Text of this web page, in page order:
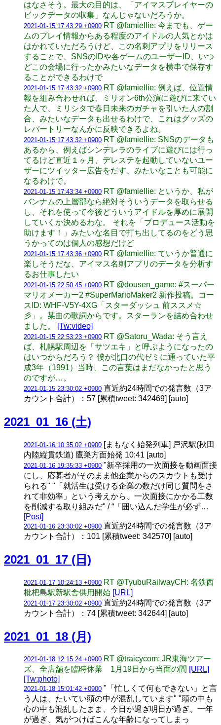
はなさそう。最大の目的は、「アイマスプレイヤーの
ビックデータの収集」なんじゃないだろうか。
2021-01-15 17:43:29 +0900 RT @famiellie: 今までも、ゲー
ムのプレイ情報からある程度のアイドルの人気とかは
はかれていただろうけど、この名刺アプリをリリース
することで、SNSのIDや各ゲームのユーザーID、いつ
どこの会場に行ったかみたいなデータを横串で保存す
ることができるわけで
2021-01-15 17:43:32 +0900 RT @famiellie: 例えば、位置情
報を組み合わせれば、ミリオン6th公演に遊びに来てい
た人で、ミリシタで春日未来のガチャを引いた人の割
合、みたいなデータも出せるわけで、これはグッズの
レパートリーなんかに反映できるよね。
2021-01-15 17:43:32 +0900 RT @famiellie: SNSのデータも
あるから、例えばシンデレラのライブに遊びには行っ
てるけど直近１ヶ月、デレステを起動していないユー
ザーにツイッター広告をだす、みたいなことも可能に
なるわけで。
2021-01-15 17:43:34 +0900 RT @famiellie: というか、私が
バンナムの上層部なら絶対そういうデータを取らせる
し、それを使って今後どういうアイドルを厚めに展開
していくか決めるわな。 それを「プロデュース活動を
助けます！」みたいな名目で打ち出してるのをどう思
うかってのは個人の感想だけど
2021-01-15 17:43:36 +0900 RT @famiellie: ていうか普通に
楽しそうだな、アイマス名刺アプリのデータを分析す
るお仕事したい
2021-01-15 22:50:45 +0900 RT @dousen_game: #スーパー
マリオメーカー2 #SuperMarioMaker2 新作投稿。コー
スID: WHF-V5Y-4XG「スターダッシュ 前ススメ☆
彡」。某曲の歌詞からです。スターランを詰め合わせ
ました。
[Tw:video]
2021-01-15 22:53:23 +0900 RT @Satoru_Wada: そう言え
ば、札幌駅周辺を「サツエキ」と呼ぶようになったの
はいつからだろう？ 僕が北口の代ゼミに通っていた平
成3年（1991）当時、この言葉はまだなかったと思う
のですが…。
2021-01-15 23:30:02 +0900 直近約24時間での発言数（3ア
カウント合計）：57 [累積tweet: 342469] [auto]
2021_01_16 (土)
2021-01-16 10:35:02 +0900 [まもなく始発列車] 戸沢駅(秋田
内陸縦貫鉄道) 鷹巣方面始発 10:41 [auto]
2021-01-16 19:35:33 +0900 "新卒採用の一次面接を動画面接
にし、応募者がそのまま他企業からのスカウトも受け
られる" "「就活生は受ける企業の数だけ同じ質問をさ
れて非効率」という考えから、一次面接にかかる工数
を削減する取り組みだ" / “「囲い込んだ学生が必ず…
[Post]
2021-01-16 23:30:02 +0900 直近約24時間での発言数（3ア
カウント合計）：101 [累積tweet: 342570] [auto]
2021_01_17 (日)
2021-01-17 10:24:13 +0900 RT @TyubuRailwayCH: 名鉄西
枇杷島駅新駅舎供用開始 [URL]
2021-01-17 23:30:02 +0900 直近約24時間での発言数（3ア
カウント合計）：74 [累積tweet: 342644] [auto]
2021_01_18 (月)
2021-01-18 12:15:24 +0900 RT @traicycom: JR東海ツアー
ズ、全店舗を臨時休業 1月19日から当面の間 [URL]
[Tw:photo]
2021-01-18 15:01:42 +0900 "「忙しくて何もできない」と言
う人は、たいてい頭の中が混乱しています" "頭の中も
心の中も混乱したまま、今日が過ぎ明日が過ぎ、一年
が過ぎ、気がつけばこんな年齢になってしまっ